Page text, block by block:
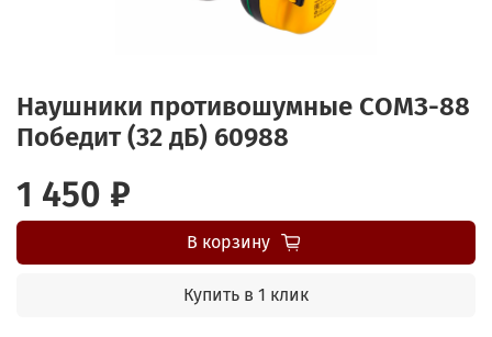
Наушники противошумные СОМЗ-88
Победит (32 дБ) 60988
1 450 ₽
В корзину
Купить в 1 клик